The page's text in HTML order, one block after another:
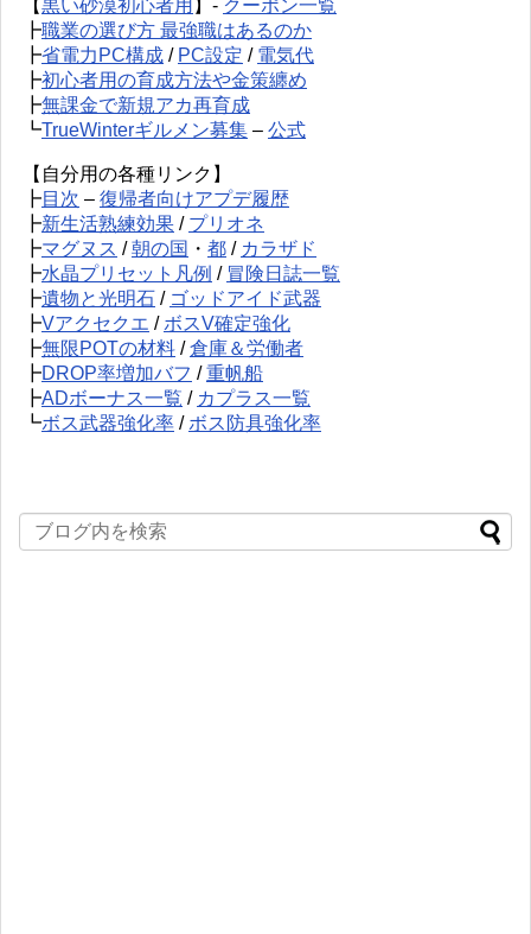
【黒い砂漠初心者用 】- クーポン一覧
┣職業の選び方 最強職はあるのか
┣省電力PC構成 / PC設定 / 電気代
┣初心者用の育成方法や金策纏め
┣無課金で新規アカ再育成
┗TrueWinterギルメン募集 – 公式
【自分用の各種リンク】
┣目次 – 復帰者向けアプデ履歴
┣新生活熟練効果 / プリオネ
┣マグヌス /朝の国 ・ 都 / カラザド
┣水晶プリセット凡例 / 冒険日誌一覧
┣遺物と光明石 / ゴッドアイド武器
┣Vアクセクエ / ボスV確定強化
┣無限POTの材料 /倉庫＆労働者
┣DROP率増加バフ /重帆船
┣ADボーナス一覧 / カプラス一覧
┗ボス武器強化率 / ボス防具強化率